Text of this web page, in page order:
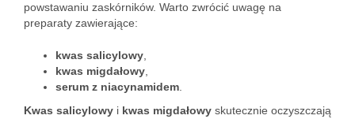
powstawaniu zaskórników. Warto zwrócić uwagę na
preparaty zawierające:
kwas salicylowy
kwas migdałowy
serum z niacynamidem
Kwas salicylowy i kwas migdałowy skutecznie oczyszczają